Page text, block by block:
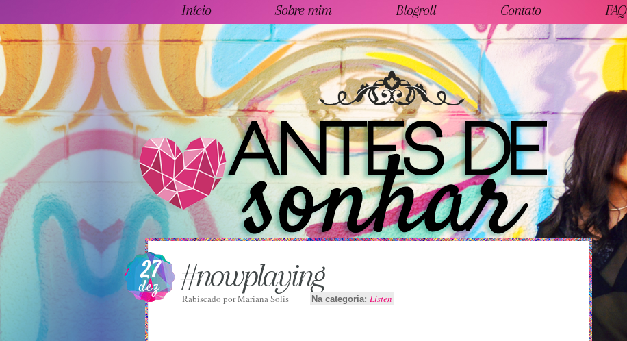
Início Sobre mim Blogroll Contato FAQ
27
dez #nowplaying
Rabiscado porMariana Solis Na categoria: Listen